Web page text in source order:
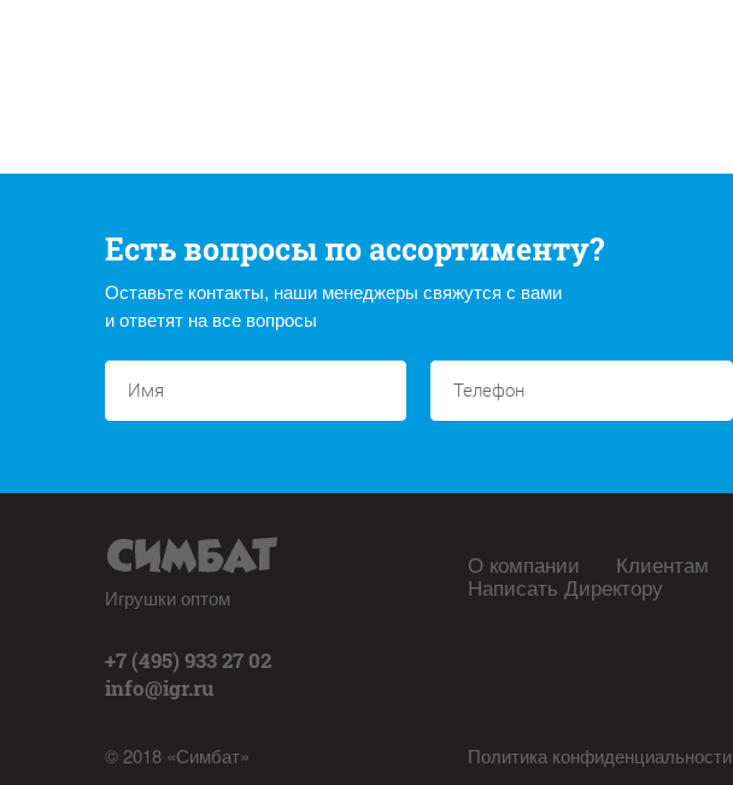
Есть вопросы по ассортименту?
Оставьте контакты, наши менеджеры свяжутся с вами
и ответят на все вопросы
Игрушки оптом
+7 (495) 933 27 02
info@igr.ru
© 2018 «Симбат»
О компании Клиентам
Написать Директору
Политика конфиденциальности